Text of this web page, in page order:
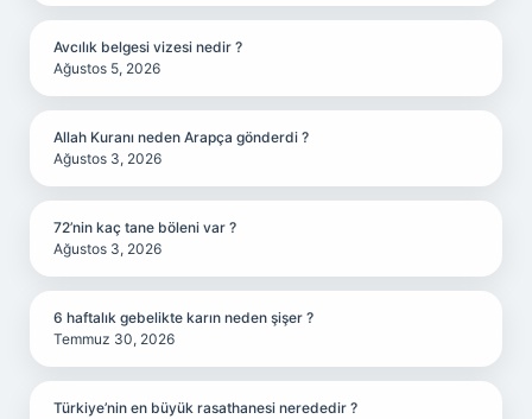
Avcılık belgesi vizesi nedir ?
Ağustos 5, 2026
Allah Kuranı neden Arapça gönderdi ?
Ağustos 3, 2026
72’nin kaç tane böleni var ?
Ağustos 3, 2026
6 haftalık gebelikte karın neden şişer ?
Temmuz 30, 2026
Türkiye’nin en büyük rasathanesi nerededir ?